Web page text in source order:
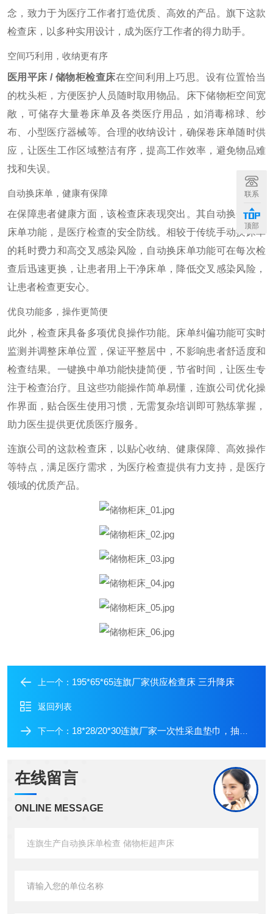
念，致力于为医疗工作者打造优质、高效的产品。旗下这款
检查床，以多种实用设计，成为医疗工作者的得力助手。
空间巧利用，收纳更有序
医用平床 / 储物柜检查床在空间利用上巧思。设有位置恰当
的枕头柜，方便医护人员随时取用物品。床下储物柜空间宽
敞，可储存大量卷床单及各类医疗用品，如消毒棉球、纱
布、小型医疗器械等。合理的收纳设计，确保卷床单随时供
应，让医生工作区域整洁有序，提高工作效率，避免物品难
找和失误。
自动换床单，健康有保障
在保障患者健康方面，该检查床表现突出。其自动换一次性
床单功能，是医疗检查的安全防线。相较于传统手动换床单
的耗时费力和高交叉感染风险，自动换床单功能可在每次检
查后迅速更换，让患者用上干净床单，降低交叉感染风险，
让患者检查更安心。
优良功能多，操作更简便
此外，检查床具备多项优良操作功能。床单纠偏功能可实时
监测并调整床单位置，保证平整居中，不影响患者舒适度和
检查结果。一键换中单功能快捷简便，节省时间，让医生专
注于检查治疗。且这些功能操作简单易懂，连旗公司优化操
作界面，贴合医生使用习惯，无需复杂培训即可熟练掌握，
助力医生提供更优质医疗服务。
连旗公司的这款检查床，以贴心收纳、健康保障、高效操作
等特点，满足医疗需求，为医疗检查提供有力支持，是医疗
领域的优质产品。
上一个： 195*65*65连旗厂家供应检查床 三升降床
返回列表
下一个： 18*28/20*30连旗厂家一次性采血垫巾，抽血窗口专用
在线留言
ONLINE MESSAGE
联系
顶部